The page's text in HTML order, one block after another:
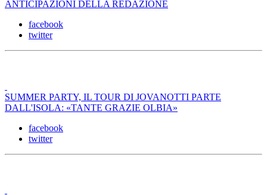
ANTICIPAZIONI DELLA REDAZIONE
facebook
twitter
SUMMER PARTY, IL TOUR DI JOVANOTTI PARTE
DALL'ISOLA: «TANTE GRAZIE OLBIA»
facebook
twitter